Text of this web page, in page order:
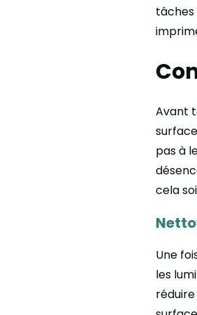
tâches
Avant
pas à
cela
Une
les